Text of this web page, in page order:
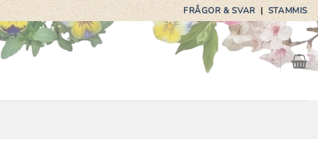
FRÅGOR & SVAR|STAMMIS